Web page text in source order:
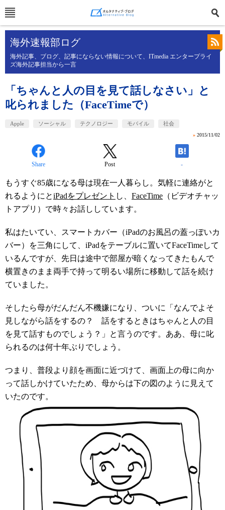
海外速報部ログ
海外記事、ブログ、記事にならない情報について、ITmedia エンタープライ
ズ海外記事担当から一言
「ちゃんと人の目を見て話しなさい」と
叱られました（FaceTimeで）
Apple ソーシャル テクノロジー モバイル 社会
» 2015/11/02
Share Post -
もうすぐ85歳になる母は現在一人暮らし。気軽に連絡がと
れるようにとiPadをプレゼント し、 FaceTime （ビデオチャッ
トアプリ）で時々お話ししています。
私はたいてい、スマートカバー（iPadのお風呂の蓋っぽいカ
バー）を三角にして、iPadをテーブルに置いてFaceTimeして
いるんですが、先日は途中で部屋が暗くなってきたもんで
横置きのまま両手で持って明るい場所に移動して話を続け
ていました。
そしたら母がだんだん不機嫌になり、ついに「なんでよそ
見しながら話をするの？ 話をするときはちゃんと人の目
を見て話すものでしょう？」と言うのです。ああ、母に叱
られるのは何十年ぶりでしょう。
つまり、普段より顔を画面に近づけて、画面上の母に向か
って話しかけていたため、母からは下の図のように見えて
いたのです。